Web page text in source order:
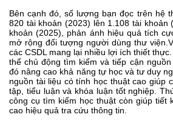
Bên cạnh đó, số lượng bạn đọc trên hệ
820 tài khoản (2023) lên 1.108 tài khoản
khoản (2025), phản ánh hiệu quả tích
mở rộng đối tượng người dùng thư
các CSDL mang lại nhiều lợi ích thiết
thể chủ động tìm kiếm và tiếp cận
đó nâng cao khả năng tự học và tư duy
nguồn tài liệu có tính học thuật cao giúp
tập, tiểu luận và khóa luận tốt nghiệp.
công cụ tìm kiếm học thuật còn giúp tiết
cao hiệu quả tra cứu thông tin.